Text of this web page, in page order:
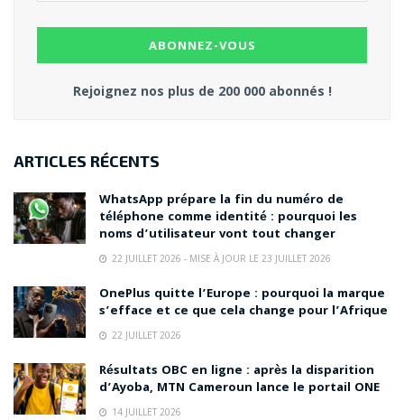
Rejoignez nos plus de 200 000 abonnés !
ARTICLES RÉCENTS
WhatsApp prépare la fin du numéro de
téléphone comme identité : pourquoi les
noms d’utilisateur vont tout changer
22 JUILLET 2026 - MISE À JOUR LE 23 JUILLET 2026
OnePlus quitte l’Europe : pourquoi la marque
s’efface et ce que cela change pour l’Afrique
22 JUILLET 2026
Résultats OBC en ligne : après la disparition
d’Ayoba, MTN Cameroun lance le portail ONE
14 JUILLET 2026